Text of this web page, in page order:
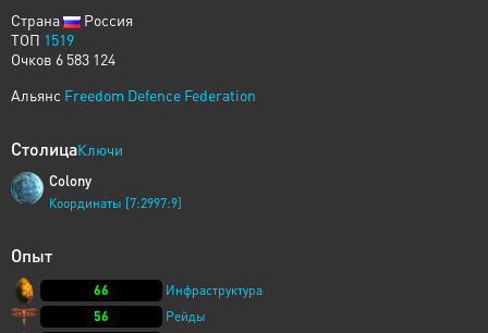
Страна
Россия
ТОП 1519
Очков 6 583 124
Альянс Freedom Defence Federation
СтолицаКлючи
Colony
Координаты [7:2997:9]
Опыт
66
Инфраструктура
56
Рейды